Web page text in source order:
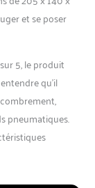
et se poser
5, le produit
qu’il
pneumatiques.